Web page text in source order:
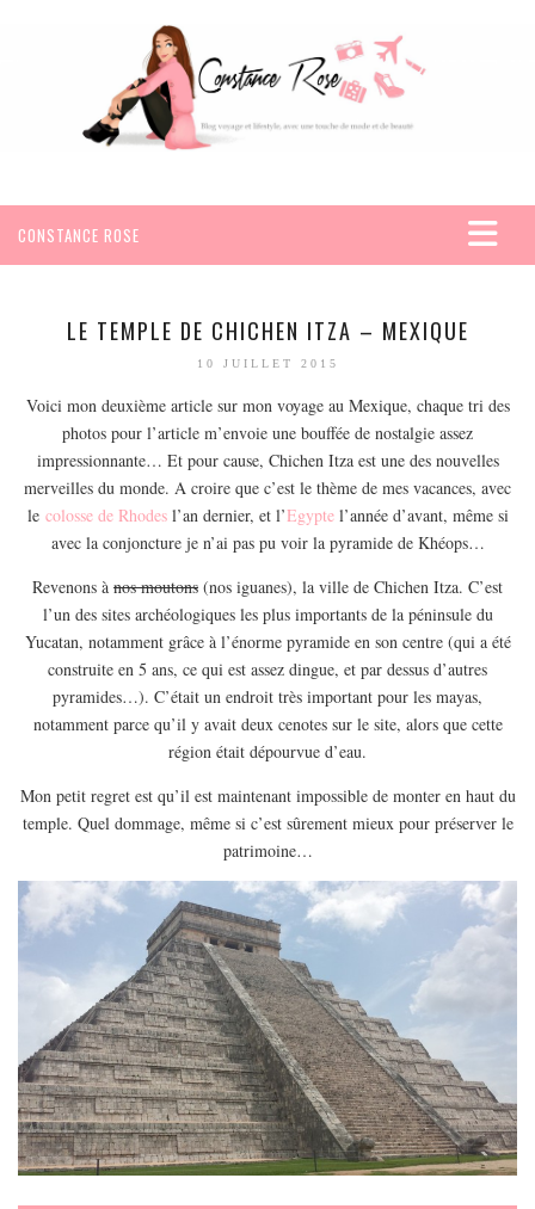
CONSTANCE ROSE
VOYAGES
SEYCHELLES
AMÉRIQUE
MEXIQUE
EUROPE
ESPAGNE
FRANCE
GRÈCE
HONGRIE
ITALIE
RÉPUBLIQUE TCHÈQUE
AUSTRALIE
ARTICLES PRATIQUES
YOGA
MON PROGRAMME DE YOGA EN LIGNE
AUTRES CATÉGORIES
MODE
BEAUTÉ
DIVERSES BOX
LE TEMPLE DE CHICHEN ITZA – MEXIQUE
10 JUILLET 2015
Voici mon deuxième article sur mon voyage au Mexique, chaque tri des
photos pour l’article m’envoie une bouffée de nostalgie assez
impressionnante… Et pour cause, Chichen Itza est une des nouvelles
merveilles du monde. A croire que c’est le thème de mes vacances, avec
le colosse de Rhodesl’an dernier, et l’Egyptel’année d’avant, même si
avec la conjoncture je n’ai pas pu voir la pyramide de Khéops…
Revenons à nos moutons (nos iguanes), la ville de Chichen Itza. C’est
l’un des sites archéologiques les plus importants de la péninsule du
Yucatan, notamment grâce à l’énorme pyramide en son centre (qui a été
construite en 5 ans, ce qui est assez dingue, et par dessus d’autres
pyramides…). C’était un endroit très important pour les mayas,
notamment parce qu’il y avait deux cenotes sur le site, alors que cette
région était dépourvue d’eau.
Mon petit regret est qu’il est maintenant impossible de monter en haut du
temple. Quel dommage, même si c’est sûrement mieux pour préserver le
patrimoine…